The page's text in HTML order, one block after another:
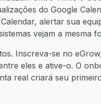
do Google
alertar sua
vejam a mesma
Inscreva-se no
eles e ative-o. O
real criará seu